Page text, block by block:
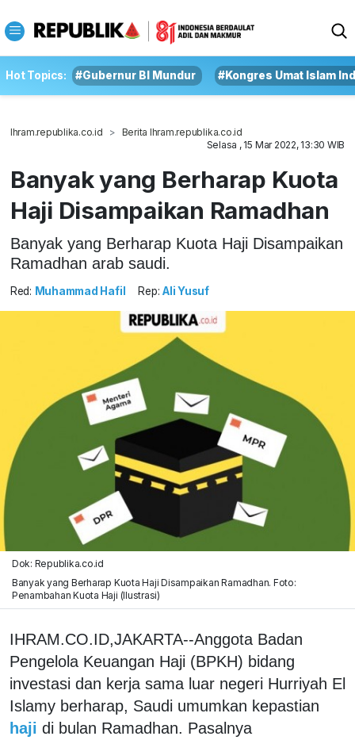
Hot Topics: #Gubernur BI Mundur #Kongres Umat Islam
Ihram.republika.co.id
Berita Ihram.republika.co.id
Selasa , 15 Mar 2022, 13:30 WIB
Banyak yang Berharap Kuota
Haji Disampaikan Ramadhan
Banyak yang Berharap Kuota Haji Disampaikan
Ramadhan arab saudi.
Red: Muhammad Hafil Rep: Ali Yusuf
Dok: Republika.co.id
Banyak yang Berharap Kuota Haji Disampaikan Ramadhan. Foto:
Penambahan Kuota Haji (Ilustrasi)
IHRAM.CO.ID,JAKARTA--Anggota Badan
Pengelola Keuangan Haji (BPKH) bidang
investasi dan kerja sama luar negeri Hurriyah El
Islamy berharap, Saudi umumkan kepastian
haji di bulan Ramadhan. Pasalnya